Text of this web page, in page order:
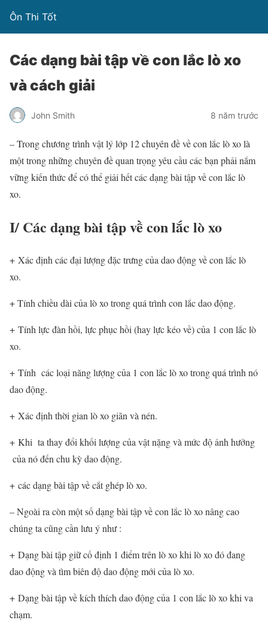
Ôn Thi Tốt
Các dạng bài tập về con lắc lò xo
và cách giải
John Smith 8 năm trước
– Trong chương trình vật lý lớp 12 chuyên đề về con lắc lò xo là
một trong những chuyên đề quan trọng yêu cầu các bạn phải nắm
vững kiến thức để có thể giải hết các dạng bài tập về con lắc lò
xo.
I/ Các dạng bài tập về con lắc lò xo
+ Xác định các đại lượng đặc trưng của dao động về con lắc lò
xo.
+ Tính chiều dài của lò xo trong quá trình con lắc dao động.
+ Tính lực đàn hồi, lực phục hồi (hay lực kéo về) của 1 con lắc lò
xo.
+ Tính các loại năng lượng của 1 con lắc lò xo trong quá trình nó
dao động.
+ Xác định thời gian lò xo giãn và nén.
+ Khi ta thay đổi khối lượng của vật nặng và mức độ ảnh hưởng
của nó đến chu kỳ dao động.
+ các dạng bài tập về cắt ghép lò xo.
– Ngoài ra còn một số dạng bài tập về con lắc lò xo nâng cao
chúng ta cũng cần lưu ý như :
+ Dạng bài tập giữ cố định 1 điểm trên lò xo khi lò xo đó đang
dao động và tìm biên độ dao động mới của lò xo.
+ Dạng bài tập về kích thích dao động của 1 con lắc lò xo khi va
chạm.